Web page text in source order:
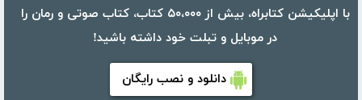
با اپلیکیشن کتابراه، بیش از ۵۰،۰۰۰ کتاب، کتاب صوتی و رمان را
در موبایل و تبلت خود داشته باشید!
دانلود و نصب رایگان